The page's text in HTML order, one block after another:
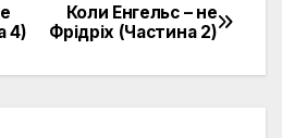
Коли Енгельс – не
Фрідріх (Частина 2)
4)